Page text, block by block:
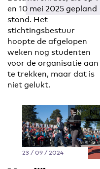
en 10 mei 2025 gepland
stond. Het
stichtingsbestuur
hoopte de afgelopen
weken nog studenten
voor de organisatie aan
te trekken, maar dat is
niet gelukt.
EN NL
23 / 09 / 2024